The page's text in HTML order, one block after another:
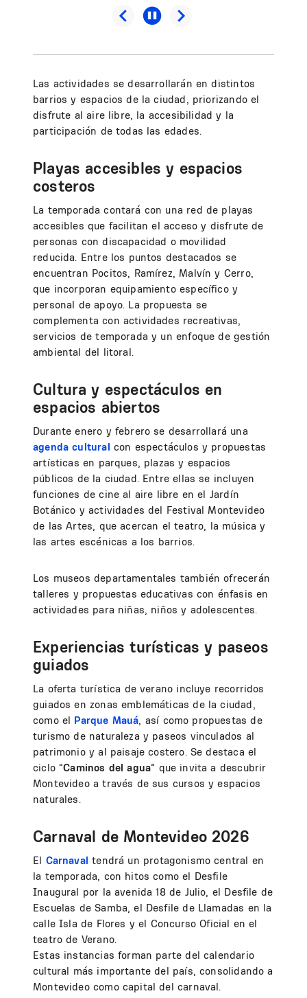
Las actividades se desarrollarán en distintos
barrios y espacios de la ciudad, priorizando el
disfrute al aire libre, la accesibilidad y la
participación de todas las edades.
Playas accesibles y espacios
costeros
La temporada contará con una red de playas
accesibles que facilitan el acceso y disfrute de
personas con discapacidad o movilidad
reducida. Entre los puntos destacados se
encuentran Pocitos, Ramírez, Malvín y Cerro,
que incorporan equipamiento específico y
personal de apoyo. La propuesta se
complementa con actividades recreativas,
servicios de temporada y un enfoque de gestión
ambiental del litoral.
Cultura y espectáculos en
espacios abiertos
Durante enero y febrero se desarrollará una
agenda cultural con espectáculos y propuestas
artísticas en parques, plazas y espacios
públicos de la ciudad. Entre ellas se incluyen
funciones de cine al aire libre en el Jardín
Botánico y actividades del Festival Montevideo
de las Artes, que acercan el teatro, la música y
las artes escénicas a los barrios.
Los museos departamentales también ofrecerán
talleres y propuestas educativas con énfasis en
actividades para niñas, niños y adolescentes.
Experiencias turísticas y paseos
guiados
La oferta turística de verano incluye recorridos
guiados en zonas emblemáticas de la ciudad,
como el Parque Mauá, así como propuestas de
turismo de naturaleza y paseos vinculados al
patrimonio y al paisaje costero. Se destaca el
ciclo “Caminos del agua” que invita a descubrir
Montevideo a través de sus cursos y espacios
naturales.
Carnaval de Montevideo 2026
El Carnavaltendrá un protagonismo central en
la temporada, con hitos como el Desfile
Inaugural por la avenida 18 de Julio, el Desfile de
Escuelas de Samba, el Desfile de Llamadas en la
calle Isla de Flores y el Concurso Oficial en el
teatro de Verano.
Estas instancias forman parte del calendario
cultural más importante del país, consolidando a
Montevideo como capital del carnaval.